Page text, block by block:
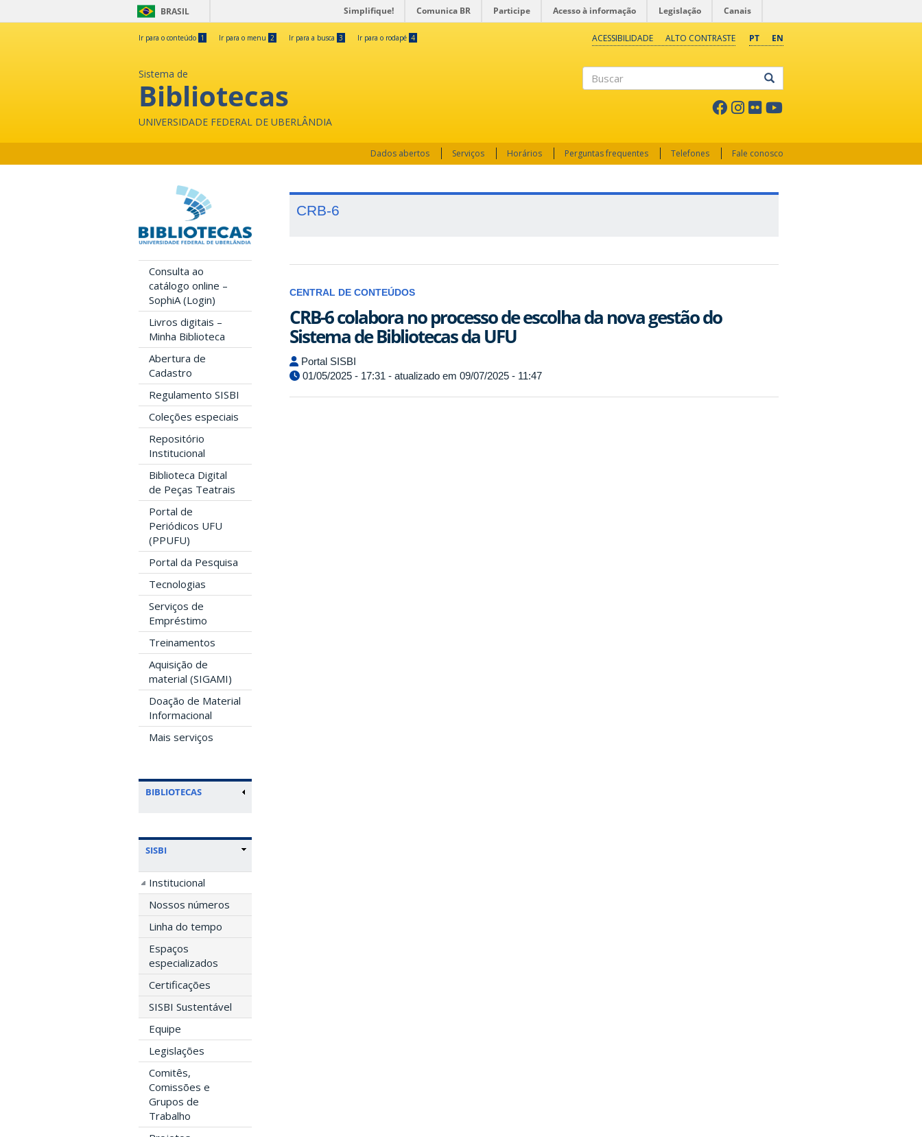
BRASIL Simplifique! Comunica BR Participe Acesso à informação Legislação Canais
Ir para o conteúdo 1 Ir para o menu 2 Ir para a busca 3 Ir para o rodapé 4 PT EN
ACESSIBILIDADE ALTO CONTRASTE
Sistema de
Bibliotecas
UNIVERSIDADE FEDERAL DE UBERLÂNDIA
Dados abertos Serviços Horários Perguntas frequentes Telefones Fale conosco
Consulta ao
catálogo online –
SophiA (Login)
Livros digitais –
Minha Biblioteca
Abertura de
Cadastro
Regulamento SISBI
Coleções especiais
Repositório
Institucional
Biblioteca Digital
de Peças Teatrais
Portal de
Periódicos UFU
(PPUFU)
Portal da Pesquisa
Tecnologias
Serviços de
Empréstimo
Treinamentos
Aquisição de
material (SIGAMI)
Doação de Material
Informacional
Mais serviços
BIBLIOTECAS
SISBI
Institucional
Nossos números
Linha do tempo
Espaços
especializados
Certificações
SISBI Sustentável
Equipe
Legislações
Comitês,
Comissões e
Grupos de
Trabalho
CRB-6
CENTRAL DE CONTEÚDOS
CRB-6 colabora no processo de escolha da nova gestão do
Sistema de Bibliotecas da UFU
Portal SISBI
01/05/2025 - 17:31 - atualizado em 09/07/2025 - 11:47